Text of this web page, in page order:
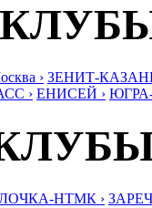
› ЗЕНИТ-
› ЕНИСЕЙ ›
НТМК ›